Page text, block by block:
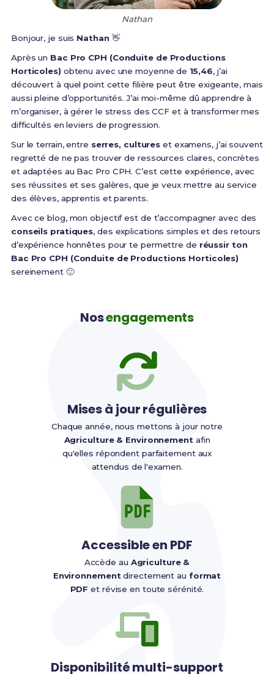
Nathan
Bonjour, je suis Nathan👋
Après un Bac Pro CPH (Conduite de Productions
Horticoles) obtenu avec une moyenne de 15,46, j’ai
découvert à quel point cette filière peut être exigeante, mais
aussi pleine d’opportunités. J’ai moi-même dû apprendre à
m’organiser, à gérer le stress des CCF et à transformer mes
difficultés en leviers de progression.
Sur le terrain, entre serres, cultures et examens, j’ai souvent
regretté de ne pas trouver de ressources claires, concrètes
et adaptées au Bac Pro CPH. C’est cette expérience, avec
ses réussites et ses galères, que je veux mettre au service
des élèves, apprentis et parents.
Avec ce blog, mon objectif est de t’accompagner avec des
conseils pratiques, des explications simples et des retours
d’expérience honnêtes pour te permettre de réussir ton
Bac Pro CPH (Conduite de Productions Horticoles)
sereinement 🙂
Nosengagements
Mises à jour régulières
Chaque année, nous mettons à jour notre
Agriculture & Environnement afin
qu'elles répondent parfaitement aux
attendus de l'examen.
Accessible en PDF
Accède au Agriculture &
Environnement directement au format
PDF et révise en toute sérénité.
Disponibilité multi-support